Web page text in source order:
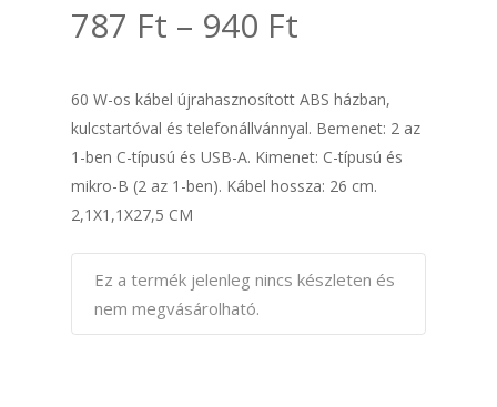
787 Ft – 940 Ft
-
940 Ft
60 W-os kábel újrahasznosított ABS házban,
kulcstartóval és telefonállvánnyal. Bemenet: 2 az
1-ben C-típusú és USB-A. Kimenet: C-típusú és
mikro-B (2 az 1-ben). Kábel hossza: 26 cm.
2,1X1,1X27,5 CM
Ez a termék jelenleg nincs készleten és
nem megvásárolható.